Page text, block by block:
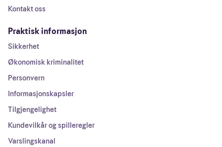
Kontakt oss
Praktisk informasjon
Sikkerhet
Økonomisk kriminalitet
Personvern
Informasjonskapsler
Tilgjengelighet
Kundevilkår og spilleregler
Varslingskanal